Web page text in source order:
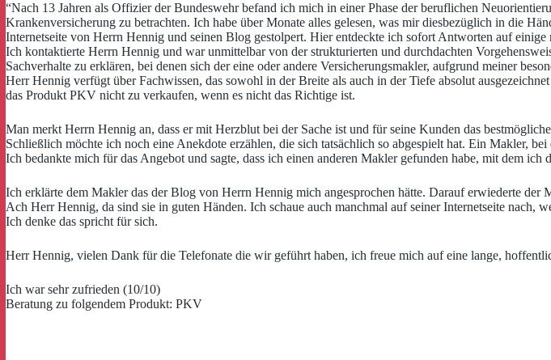
“Nach 13 Jahren als Offizier der Bundeswehr befand ich mich in einer Phase der beruflichen
Krankenversicherung zu betrachten. Ich habe über Monate alles gelesen, was mir diesbezüglich in die
Internetseite von Herrn Hennig und seinen Blog gestolpert. Hier entdeckte ich sofort Antworten auf einige
Ich kontaktierte Herrn Hennig und war unmittelbar von der strukturierten und durchdachten
Sachverhalte zu erklären, bei denen sich der eine oder andere Versicherungsmakler, aufgrund meiner
Herr Hennig verfügt über Fachwissen, das sowohl in der Breite als auch in der Tiefe absolut
das Produkt PKV nicht zu verkaufen, wenn es nicht das Richtige ist.
Man merkt Herrn Hennig an, dass er mit Herzblut bei der Sache ist und für seine Kunden das
Schließlich möchte ich noch eine Anekdote erzählen, die sich tatsächlich so abgespielt hat. Ein Makler,
Ich bedankte mich für das Angebot und sagte, dass ich einen anderen Makler gefunden habe, mit dem
Ich erklärte dem Makler das der Blog von Herrn Hennig mich angesprochen hätte. Darauf erwiederte der
Ach Herr Hennig, da sind sie in guten Händen. Ich schaue auch manchmal auf seiner Internetseite nach,
Ich denke das spricht für sich.
Herr Hennig, vielen Dank für die Telefonate die wir geführt haben, ich freue mich auf eine lange,
Ich war sehr zufrieden (10/10)
Beratung zu folgendem Produkt: PKV